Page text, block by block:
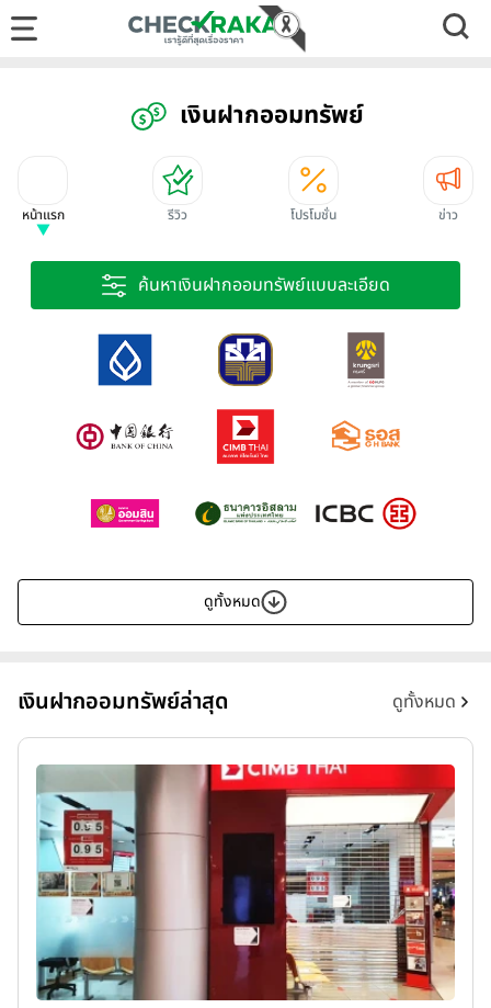
เงินฝากออมทรัพย์
หน้าแรก รีวิว โปรโมชั่น ข่าว
ค้นหาเงินฝากออมทรัพย์แบบละเอียด
ดูทั้งหมด
เงินฝากออมทรัพย์ล่าสุด ดูทั้งหมด